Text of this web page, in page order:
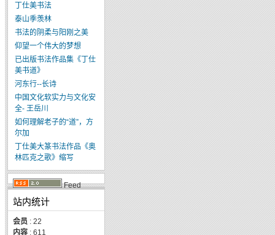
丁仕美书法
泰山季羡林
书法的阴柔与阳刚之美
仰望一个伟大的梦想
已出版书法作品集《丁仕
美书道》
河东行--长诗
中国文化软实力与文化安
全- 王岳川
如何理解老子的“道”，方
尔加
丁仕美大篆书法作品《奥
林匹克之歌》缩写
Feed
站内统计
会员 : 22
内容 : 611